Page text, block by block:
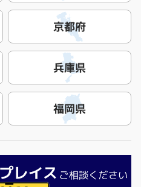
京都府
兵庫県
福岡県